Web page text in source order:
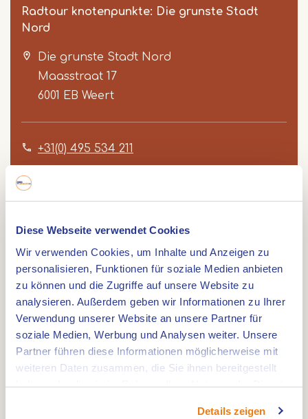
Diese Webseite verwendet Cookies
Wir verwenden Cookies, um Inhalte und Anzeigen zu
personalisieren, Funktionen für soziale Medien anbieten
zu können und die Zugriffe auf unsere Website zu
analysieren. Außerdem geben wir Informationen zu Ihrer
Verwendung unserer Website an unsere Partner für
soziale Medien, Werbung und Analysen weiter. Unsere
Partner führen diese Informationen möglicherweise mit
weiteren Daten zusammen, die Sie ihnen bereitgestellt
haben oder die sie im Rahmen Ihrer Nutzung der Dienste
Details zeigen
Radtour knotenpunkte: Die grunste Stadt
Nord
Die grunste Stadt Nord
Maasstraat 17
6001 EB Weert
+31(0) 495 534 211
Route
Lange: ca. 23 km. Die Fahrradstrecke durch die
grüne Stadt leitet Sie durch eine einzigartige,
grüne Umgebung entlang diverser ‘Perlen’ von
Weert.